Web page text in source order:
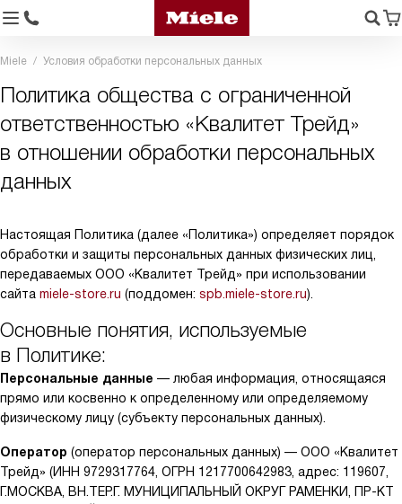
Miele Условия обработки персональных данных
Политика общества с ограниченной
ответственностью «Квалитет Трейд»
в отношении обработки персональных
данных
Настоящая Политика (далее «Политика») определяет порядок
обработки и защиты персональных данных физических лиц,
передаваемых ООО «Квалитет Трейд» при использовании
сайта miele-store.ru (поддомен: spb.miele-store.ru).
Основные понятия, используемые
в Политике:
Персональные данные — любая информация, относящаяся
прямо или косвенно к определенному или определяемому
физическому лицу (субъекту персональных данных).
Оператор (оператор персональных данных) — ООО «Квалитет
Трейд» (ИНН 9729317764, ОГРН 1217700642983, адрес: 119607,
Г.МОСКВА, ВН.ТЕР.Г. МУНИЦИПАЛЬНЫЙ ОКРУГ РАМЕНКИ, ПР-КТ